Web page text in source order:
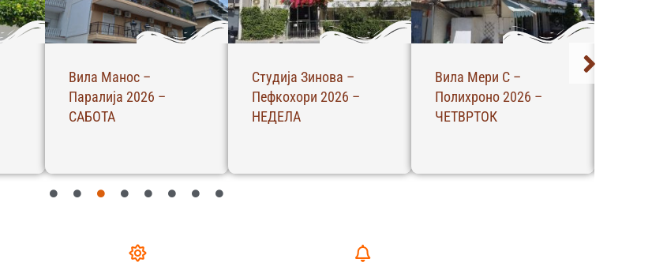
Вила Манос –
Паралија 2026 –
САБОТА
Студија Зинова –
Пефкохори 2026 –
НЕДЕЛА
Вила Мери С –
Полихроно 2026 –
ЧЕТВРТОК